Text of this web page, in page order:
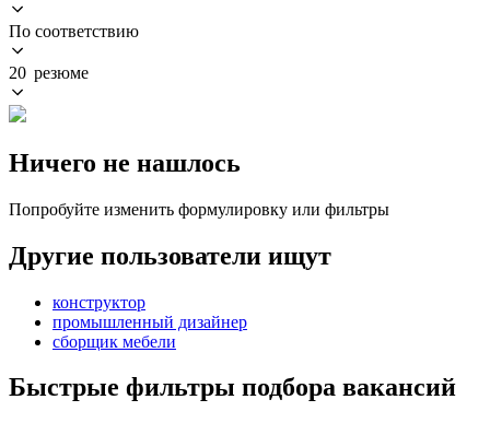
По соответствию
20 резюме
Ничего не нашлось
Попробуйте изменить формулировку или фильтры
Другие пользователи ищут
конструктор
промышленный дизайнер
сборщик мебели
Быстрые фильтры подбора вакансий